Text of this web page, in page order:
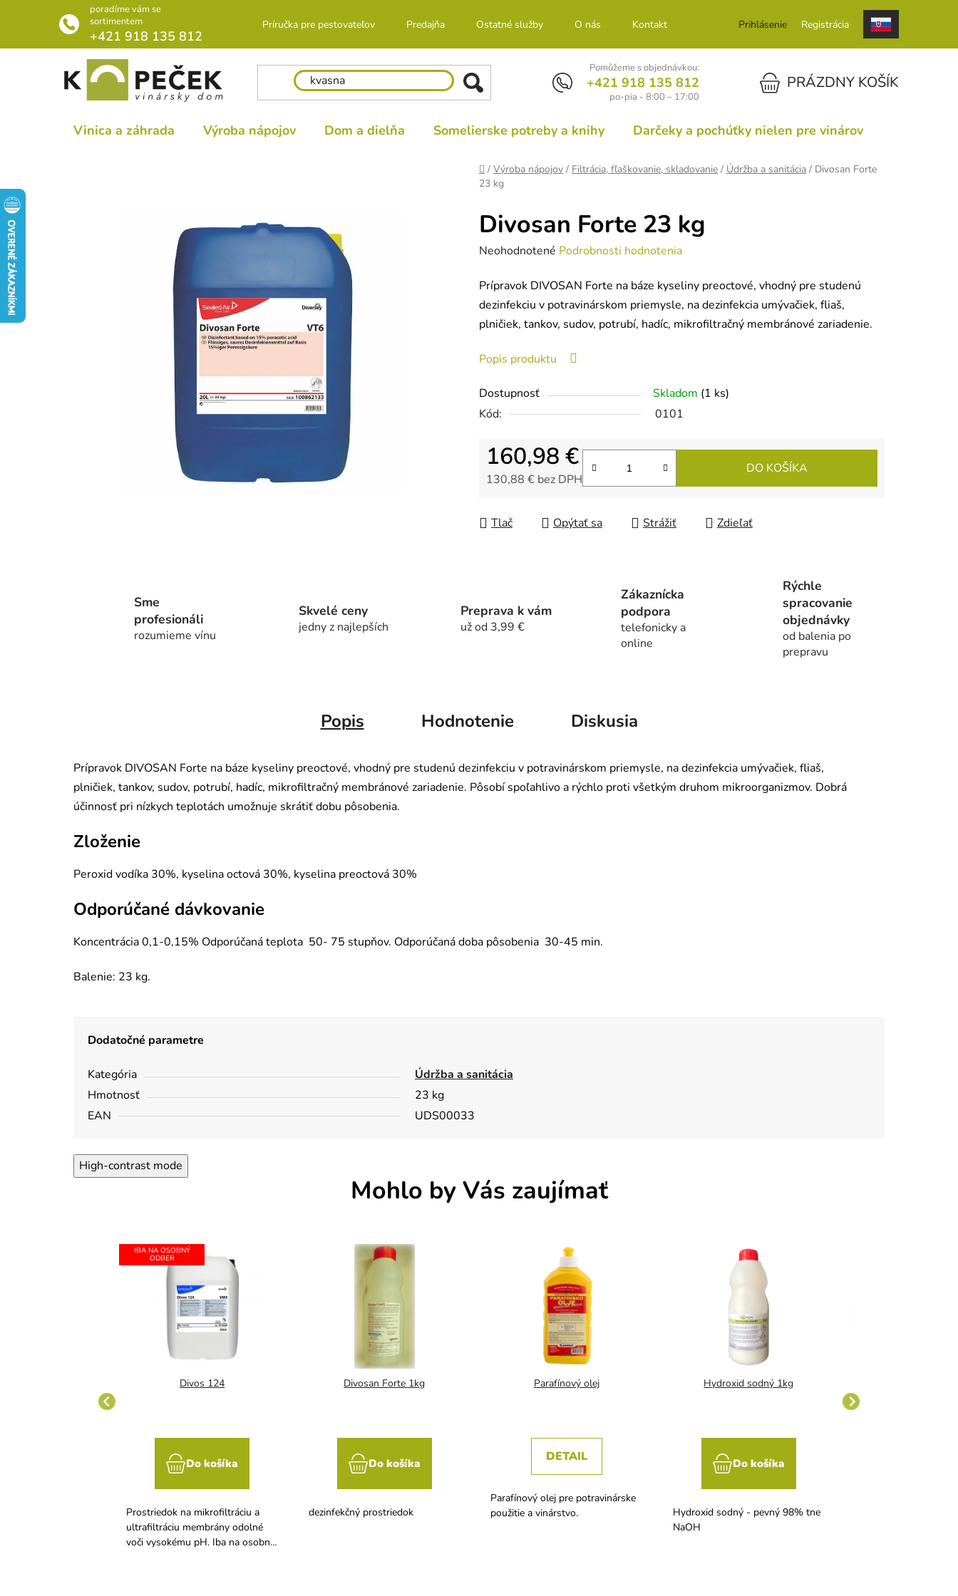
poradíme vám se
sortimentem
+421 918 135 812
Príručka pre pestovateľov Predajňa Ostatné služby O nás Kontakt Prihlásenie Registrácia
Pomůžeme s objednávkou:
+421 918 135 812
po-pia - 8:00 – 17:00
NÁKUPNÝ KOŠÍKPRÁZDNY KOŠÍK
Vinica a záhrada Výroba nápojov Dom a dielňa Somelierske potreby a knihy Darčeky a pochúťky nielen pre vinárov
Domov
/ Výroba nápojov / Filtrácia, fľaškovanie, skladovanie / Údržba a sanitácia / Divosan Forte
23 kg
Divosan Forte 23 kg
Priemerné
produktu
je
0,0
5
hviezdičiek.
Neohodnotené Podrobnosti hodnotenia
Prípravok DIVOSAN Forte na báze kyseliny preoctové, vhodný pre studenú
dezinfekciu v potravinárskom priemysle, na dezinfekcia umývačiek, fliaš,
plničiek, tankov, sudov, potrubí, hadíc, mikrofiltračný membránové zariadenie.
Popis produktu
Dostupnosť Skladom (1 ks)
Kód:
0101
160,98 €
130,88 € bez DPH
DO KOŠÍKA
Tlač Opýtať sa Strážiť Zdieľať
Sme
profesionáli
rozumieme vínu
Skvelé ceny
jedny z najlepších
Preprava k vám
už od 3,99 €
Zákaznícka
podpora
telefonicky a
online
Rýchle
spracovanie
objednávky
od balenia po
prepravu
Popis Hodnotenie Diskusia
Prípravok DIVOSAN Forte na báze kyseliny preoctové, vhodný pre studenú dezinfekciu v potravinárskom priemysle, na dezinfekcia umývačiek, fliaš,
plničiek, tankov, sudov, potrubí, hadíc, mikrofiltračný membránové zariadenie. Pôsobí spoľahlivo a rýchlo proti všetkým druhom mikroorganizmov. Dobrá
účinnosť pri nízkych teplotách umožnuje skrátiť dobu pôsobenia.
Zloženie
Peroxid vodíka 30%, kyselina octová 30%, kyselina preoctová 30%
Odporúčané dávkovanie
Koncentrácia 0,1-0,15% Odporúčaná teplota 50- 75 stupňov. Odporúčaná doba pôsobenia 30-45 min.
Balenie: 23 kg.
Dodatočné parametre
Kategória
Údržba a sanitácia
Hmotnosť
23 kg
EAN
UDS00033
High-contrast mode
Mohlo by Vás zaujímať
IBA NA OSOBNÝ
ODBER
Divos 124
Do košíka
Prostriedok na mikrofiltráciu a
ultrafiltráciu membrány odolné
voči vysokému pH. Iba na osobný
Divosan Forte 1kg
Do košíka
dezinfekčný prostriedok
Parafínový olej
DETAIL
Parafínový olej pre potravinárske
použitie a vinárstvo.
Hydroxid sodný 1kg
Do košíka
Hydroxid sodný - pevný 98% tne
NaOH